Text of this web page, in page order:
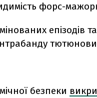
форс-
епізодів
безпеки